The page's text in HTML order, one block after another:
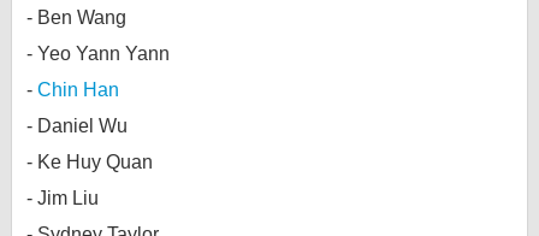
Ben Wang
Yeo Yann Yann
Chin Han
Daniel Wu
Ke Huy Quan
Jim Liu